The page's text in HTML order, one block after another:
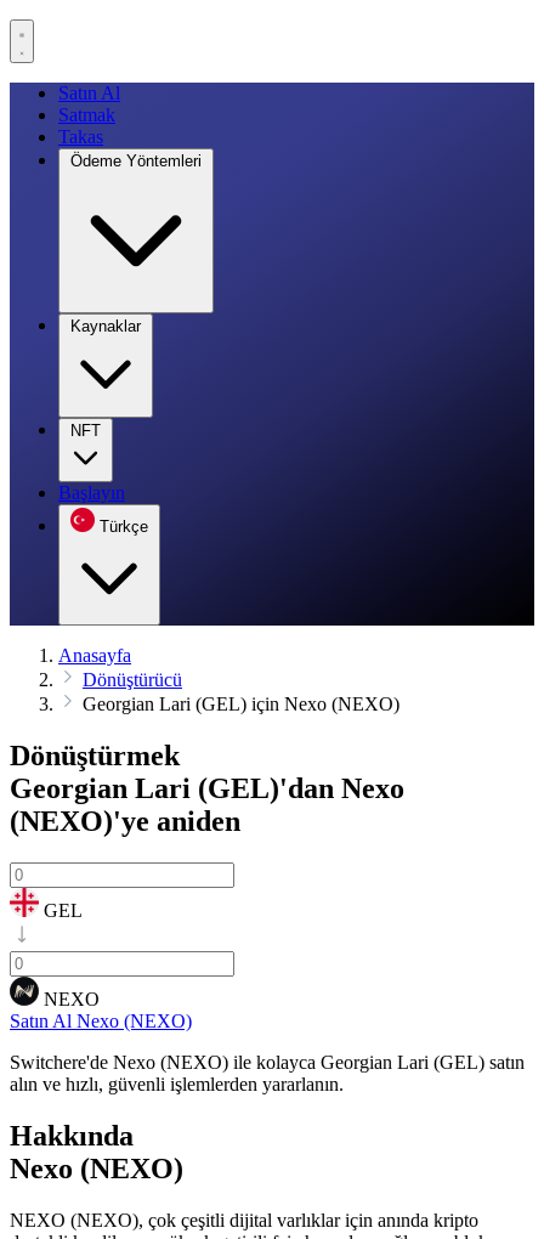
Satın Al
Satmak
Takas
Ödeme Yöntemleri
Kaynaklar
NFT
Başlayın
Türkçe
Anasayfa
Dönüştürücü
Georgian Lari (GEL) için Nexo (NEXO)
Dönüştürmek
Georgian Lari (GEL)'dan Nexo
(NEXO)'ye aniden
GEL
NEXO
Satın Al Nexo (NEXO)
Switchere'de Nexo (NEXO) ile kolayca Georgian Lari (GEL) satın
alın ve hızlı, güvenli işlemlerden yararlanın.
Hakkında
Nexo (NEXO)
NEXO (NEXO), çok çeşitli dijital varlıklar için anında kripto